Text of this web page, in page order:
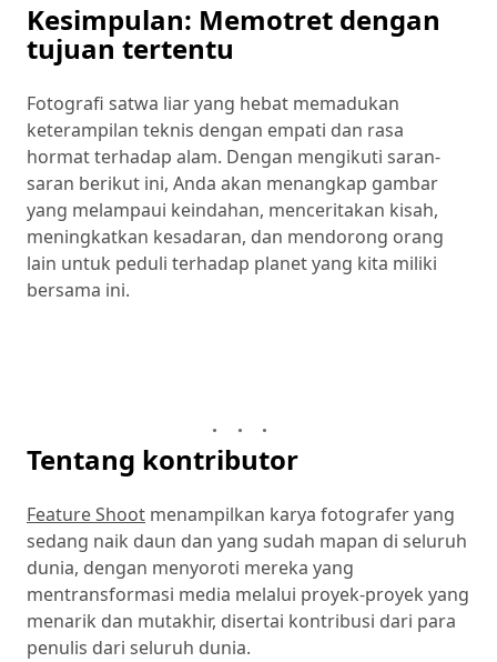
Kesimpulan: Memotret dengan
tujuan tertentu
Fotografi satwa liar yang hebat memadukan
keterampilan teknis dengan empati dan rasa
hormat terhadap alam. Dengan mengikuti saran-
saran berikut ini, Anda akan menangkap gambar
yang melampaui keindahan, menceritakan kisah,
meningkatkan kesadaran, dan mendorong orang
lain untuk peduli terhadap planet yang kita miliki
bersama ini.
Tentang kontributor
Feature Shoot menampilkan karya fotografer yang
sedang naik daun dan yang sudah mapan di seluruh
dunia, dengan menyoroti mereka yang
mentransformasi media melalui proyek-proyek yang
menarik dan mutakhir, disertai kontribusi dari para
penulis dari seluruh dunia.